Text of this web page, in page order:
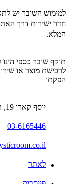
למימוש השובר יש
חדר ישירות דרך
המלא.
הפקתו
יוסף קארו 19, תל אביב יפו
03-6165446
לאתר